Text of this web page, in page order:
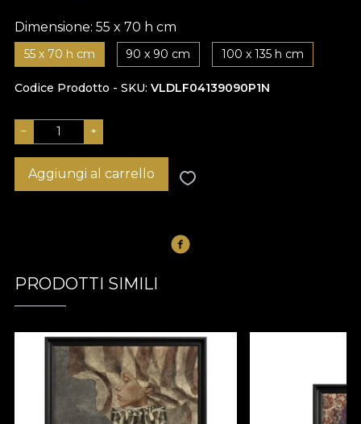
Dimensione: 55 x 70 h cm
55 x 70 h cm 90 x 90 cm 100 x 135 h cm
Codice Prodotto - SKU VLDLF04139090P1N
− +
Aggiungi al carrello
PRODOTTI SIMILI